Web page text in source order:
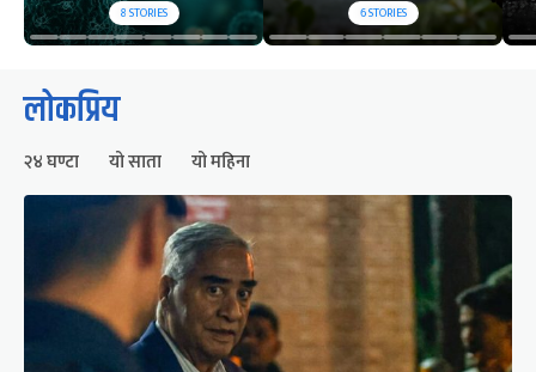
8STORIES 6STORIES
लोकप्रिय
२४ घण्टा यो साता यो महिना